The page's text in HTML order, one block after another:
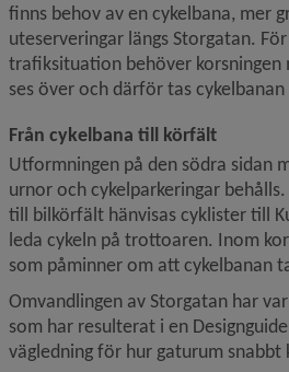
finns behov av en cykelbana, mer
uteserveringar längs Storgatan.
trafiksituation behöver korsningen
ses över och därför tas
Från cykelbana till körfält
Utformningen på den södra sidan
urnor och cykelparkeringar
till bilkörfält hänvisas cyklister till
leda cykeln på trottoaren. Inom
som påminner om att cykelbanan
Omvandlingen av Storgatan har
som har resulterat i en
vägledning för hur gaturum snabbt